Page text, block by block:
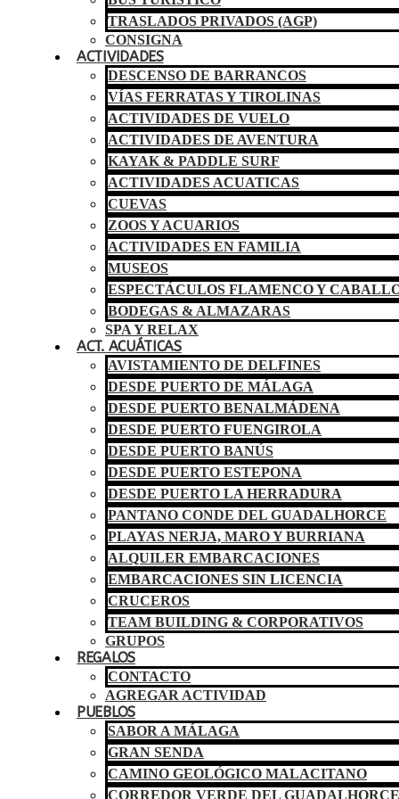
TRASLADOS PRIVADOS (AGP)
CONSIGNA
ACTIVIDADES
DESCENSO DE BARRANCOS
VÍAS FERRATAS Y TIROLINAS
ACTIVIDADES DE VUELO
ACTIVIDADES DE AVENTURA
KAYAK & PADDLE SURF
ACTIVIDADES ACUATICAS
CUEVAS
ZOOS Y ACUARIOS
ACTIVIDADES EN FAMILIA
MUSEOS
ESPECTÁCULOS FLAMENCO Y
BODEGAS & ALMAZARAS
SPA Y RELAX
ACT. ACUÁTICAS
AVISTAMIENTO DE DELFINES
DESDE PUERTO DE MÁLAGA
DESDE PUERTO BENALMÁDENA
DESDE PUERTO FUENGIROLA
DESDE PUERTO BANÚS
DESDE PUERTO ESTEPONA
DESDE PUERTO LA HERRADURA
PANTANO CONDE DEL GUADALHORCE
PLAYAS NERJA, MARO Y BURRIANA
ALQUILER EMBARCACIONES
EMBARCACIONES SIN LICENCIA
CRUCEROS
TEAM BUILDING & CORPORATIVOS
GRUPOS
REGALOS
CONTACTO
AGREGAR ACTIVIDAD
PUEBLOS
SABOR A MÁLAGA
GRAN SENDA
CAMINO GEOLÓGICO MALACITANO
CORREDOR VERDE DEL GUADALHORCE